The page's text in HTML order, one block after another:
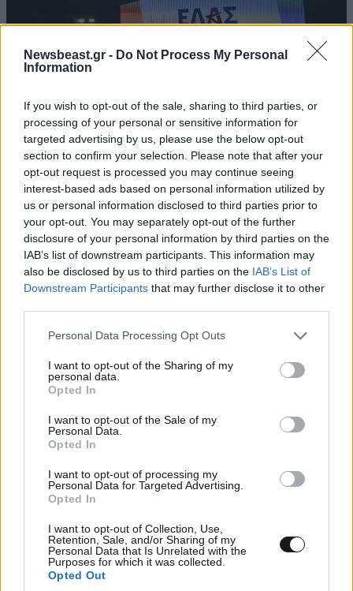
Newsbeast.gr - Do Not Process My Personal
Information
If you wish to opt-out of the sale, sharing to third parties, or
processing of your personal or sensitive information for
targeted advertising by us, please use the below opt-out
section to confirm your selection. Please note that after your
opt-out request is processed you may continue seeing
interest-based ads based on personal information utilized by
us or personal information disclosed to third parties prior to
your opt-out. You may separately opt-out of the further
disclosure of your personal information by third parties on the
IAB’s list of downstream participants. This information may
also be disclosed by us to third parties on the IAB’s List of
Downstream Participants that may further disclose it to other
Please note that this website/app uses one or more Google
not limited to your visit or usage behaviour. You may click to
grant or deny consent to Google and its third-party tags to
use your data for below specified purposes in below Google
consent section.
Personal Data Processing Opt Outs
I want to opt-out of the Sharing of my
personal data.
Opted In
I want to opt-out of the Sale of my
Personal Data.
Opted In
I want to opt-out of processing my
Personal Data for Targeted Advertising.
Opted In
I want to opt-out of Collection, Use,
Retention, Sale, and/or Sharing of my
Personal Data that Is Unrelated with the
Purposes for which it was collected.
Opted Out
Πυρά κατά Μητσοτάκη από την ΕΛ.ΑΣ.:
«Ξαναπαρουσιάζει ως νέο σχέδιο τις
υποσχέσεις του 2019»
Ψηφιακό «Πύργο Ελέγχου» αποκτά η
Περιφέρεια Αττικής για ολα τα έργα της!